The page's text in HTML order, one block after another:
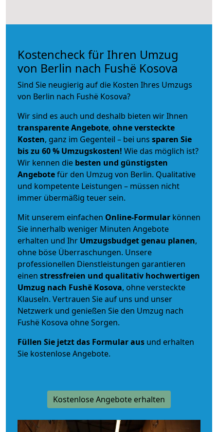
Kostencheck für Ihren Umzug
von Berlin nach Fushë Kosova
Sind Sie neugierig auf die Kosten Ihres Umzugs
von Berlin nach Fushë Kosova?
Wir sind es auch und deshalb bieten wir Ihnen
transparente Angebote, ohne versteckte
Kosten, ganz im Gegenteil – bei uns sparen Sie
bis zu 60 % Umzugskosten! Wie das möglich ist?
Wir kennen die besten und günstigsten
Angebotefür den Umzug von Berlin. Qualitative
und kompetente Leistungen – müssen nicht
immer übermäßig teuer sein.
Mit unserem einfachen Online-Formular können
Sie innerhalb weniger Minuten Angebote
erhalten und Ihr Umzugsbudgetgenau planen,
ohne böse Überraschungen. Unsere
professionellen Dienstleistungen garantieren
einen stressfreien und qualitativ hochwertigen
Umzug nach Fushë Kosova, ohne versteckte
Klauseln. Vertrauen Sie auf uns und unser
Netzwerk und genießen Sie den Umzug nach
Fushë Kosova ohne Sorgen.
Füllen Sie jetzt das Formular aus und erhalten
Sie kostenlose Angebote.
Kostenlose Angebote erhalten